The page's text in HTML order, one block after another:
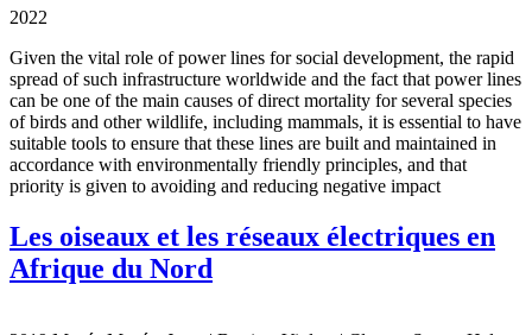
2022
Given the vital role of power lines for social development, the rapid
spread of such infrastructure worldwide and the fact that power lines
can be one of the main causes of direct mortality for several species
of birds and other wildlife, including mammals, it is essential to have
suitable tools to ensure that these lines are built and maintained in
accordance with environmentally friendly principles, and that
priority is given to avoiding and reducing negative impact
Les oiseaux et les réseaux électriques en
Afrique du Nord